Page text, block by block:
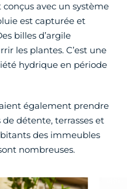
avec un système
est capturée et
billes d’argile
les plantes. C’est une
hydrique en période
également prendre
de détente, terrasses et
des immeubles
nombreuses.